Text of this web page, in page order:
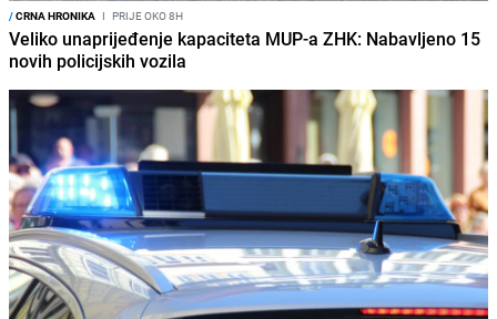
/CRNA HRONIKA I PRIJE OKO 8H
Veliko unaprijeđenje kapaciteta MUP-a ZHK: Nabavljeno 15
novih policijskih vozila